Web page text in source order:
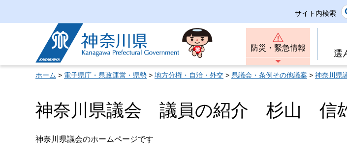
サイト内検索
神奈川県
防災・緊急情報
選
ホーム > 電子県庁・県政運営・県勢 > 地方分権・自治・外交 > 県議会・条例その他議案 > 神奈川県
神奈川県議会 議員の紹介 杉山 信
神奈川県議会のホームページです